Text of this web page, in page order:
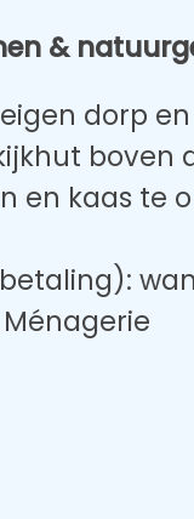
&
dorp
boven
en kaas te